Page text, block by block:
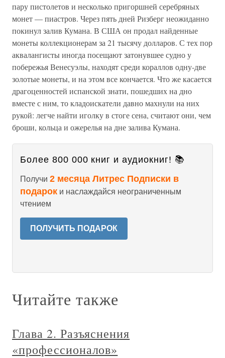
пару пистолетов и несколько пригоршней серебряных
монет — пиастров. Через пять дней Ризберг неожиданно
покинул залив Кумана. В США он продал найденные
монеты коллекционерам за 21 тысячу долларов. С тех пор
аквалангисты иногда посещают затонувшее судно у
побережья Венесуэлы, находят среди кораллов одну-две
золотые монеты, и на этом все кончается. Что же касается
драгоценностей испанской знати, пошедших на дно
вместе с ним, то кладоискатели давно махнули на них
рукой: легче найти иголку в стоге сена, считают они, чем
броши, кольца и ожерелья на дне залива Кумана.
Более 800 000 книг и аудиокниг! 📚
Получи 2 месяца Литрес Подписки в
подарок и наслаждайся неограниченным
чтением
ПОЛУЧИТЬ ПОДАРОК
Читайте также
Глава 2. Разъяснения
«профессионалов»